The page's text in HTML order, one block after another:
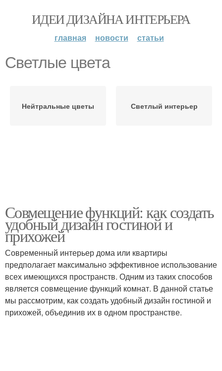
ИДЕИ ДИЗАЙНА ИНТЕРЬЕРА
главная новости статьи
Светлые цвета
Нейтральные цветы Светлый интерьер
Совмещение функций: как создать
удобный дизайн гостиной и
прихожей
Современный интерьер дома или квартиры
предполагает максимально эффективное использование
всех имеющихся пространств. Одним из таких способов
является совмещение функций комнат. В данной статье
мы рассмотрим, как создать удобный дизайн гостиной и
прихожей, объединив их в одном пространстве.